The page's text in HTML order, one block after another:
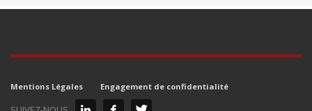
Mentions Légales Engagement de confidentialité